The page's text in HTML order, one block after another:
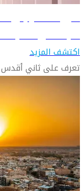
دليل السفر إلى
تعرّف على المدينة
اكتشف المزيد
تعرف على ثاني أقدس